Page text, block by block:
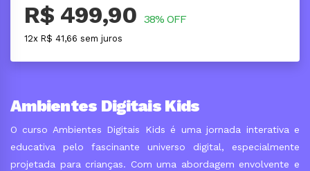
R$ 499,90 38% OFF
12x R$ 41,66 sem juros
Ambientes Digitais Kids
O curso Ambientes Digitais Kids é uma jornada interativa e
educativa pelo fascinante universo digital, especialmente
projetada para crianças. Com uma abordagem envolvente e